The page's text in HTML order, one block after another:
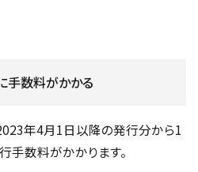
手数料がかかる
年4月1日以降の発行分から1
手数料がかかります。